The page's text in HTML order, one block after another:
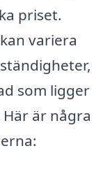
priset.
variera
som ligger
är några